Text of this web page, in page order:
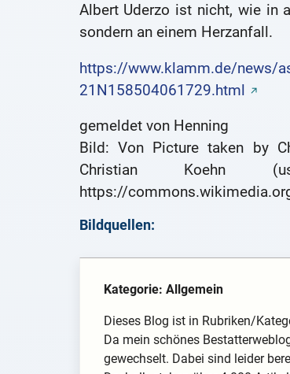
Albert Uderzo ist nicht, wie in
sondern an einem Herzanfall.
https://www.klamm.de/news/
21N158504061729.html
gemeldet von Henning
Bild: Von Picture taken by
Christian Koehn
https://
Bildquellen:
Kategorie: Allgemein
Dieses Blog ist in Rubriken/
Da mein schönes
gewechselt. Dabei sind leider